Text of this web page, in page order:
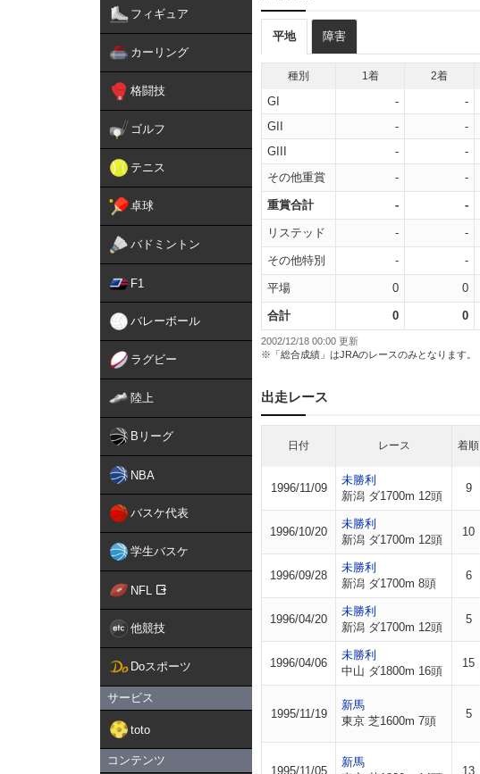
フィギュア
カーリング
格闘技
ゴルフ
テニス
卓球
バドミントン
F1
バレーボール
ラグビー
陸上
Bリーグ
NBA
バスケ代表
学生バスケ
NFL
他競技
Doスポーツ
サービス
toto
コンテンツ
平地 障害
種別 1着 2着
GI - -
GII
- -
GIII
- -
その他重賞
- -
重賞合計 - -
リステッド - -
その他特別 - -
平場 0 0
合計 0 0
2002/12/18 00:00 更新
※「総合成績」はJRAのレースのみとなります。
出走レース
日付 レース 着順
1996/11/09
未勝利
新潟 ダ1700m 12頭
9
1996/10/20
未勝利
新潟 ダ1700m 12頭
10
1996/09/28
未勝利
新潟 ダ1700m 8頭
6
1996/04/20
未勝利
新潟 ダ1700m 12頭
5
1996/04/06
未勝利
中山 ダ1800m 16頭
15
1995/11/19
新馬
東京 芝1600m 7頭
5
1995/11/05
新馬
13